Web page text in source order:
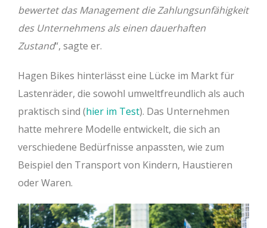
bewertet das Management die Zahlungsunfähigkeit
des Unternehmens als einen dauerhaften
Zustand“, sagte er.
Hagen Bikes hinterlässt eine Lücke im Markt für
Lastenräder, die sowohl umweltfreundlich als auch
praktisch sind (hier im Test). Das Unternehmen
hatte mehrere Modelle entwickelt, die sich an
verschiedene Bedürfnisse anpassten, wie zum
Beispiel den Transport von Kindern, Haustieren
oder Waren.